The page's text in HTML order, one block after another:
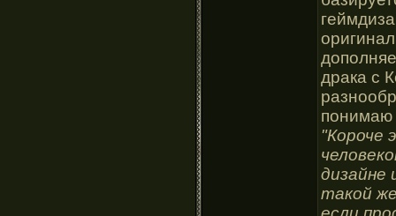
драка с
понимаю
"Короче
дизайне
такой